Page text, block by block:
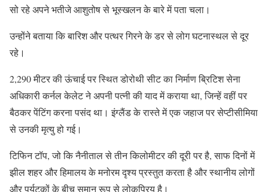
सो रहे अपने भतीजे आशुतोष से भूस्खलन के बारे में पता चला।
उन्होंने बताया कि बारिश और पत्थर गिरने के डर से लोग घटनास्थल से दूर
रहे।
2,290 मीटर की ऊंचाई पर स्थित डोरोथी सीट का निर्माण ब्रिटिश सेना
अधिकारी कर्नल केलेट ने अपनी पत्नी की याद में कराया था, जिन्हें वहीं पर
बैठकर पेंटिंग करना पसंद था। इंग्लैंड के रास्ते में एक जहाज पर सेप्टीसीमिया
से उनकी मृत्यु हो गई।
टिफिन टॉप, जो कि नैनीताल से तीन किलोमीटर की दूरी पर है, साफ दिनों में
झील शहर और हिमालय के मनोरम दृश्य प्रस्तुत करता है और स्थानीय लोगों
और पर्यटकों के बीच समान रूप से लोकप्रिय है।